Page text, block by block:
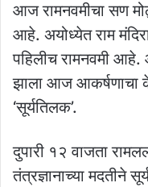
आज रामनवमीचा सण
आहे. अयोध्येत राम
पहिलीच रामनवमी आहे.
झाला आज आकर्षणाचा
‘सूर्यतिलक’.
दुपारी १२ वाजता
तंत्रज्ञानाच्या मदतीने